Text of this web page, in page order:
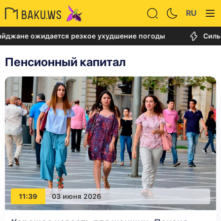
RU
ожидается резкое ухудшение погоды
Пенсионный капитал
11:39 03 июня 2026